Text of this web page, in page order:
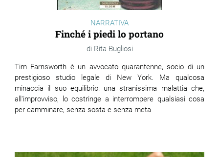
NARRATIVA
Finché i piedi lo portano
Rita Bugliosi
Tim Farnsworth è un avvocato quarantenne, socio di un
prestigioso studio legale di New York. Ma qualcosa
minaccia il suo equilibrio: una stranissima malattia che,
all'improvviso, lo costringe a interrompere qualsiasi cosa
per camminare, senza sosta e senza meta